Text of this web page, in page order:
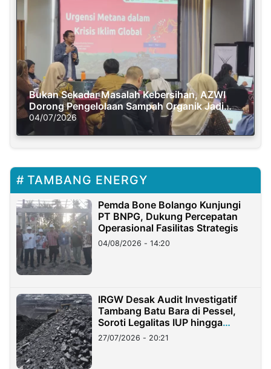
Bukan Sekadar Masalah Kebersihan, AZWI
Dorong Pengelolaan Sampah Organik Jadi
Solusi Krisis Iklim
04/07/2026
TAMBANG ENERGY
Pemda Bone Bolango Kunjungi
PT BNPG, Dukung Percepatan
Operasional Fasilitas Strategis
04/08/2026 - 14:20
IRGW Desak Audit Investigatif
Tambang Batu Bara di Pessel,
Soroti Legalitas IUP hingga
Stockpile
27/07/2026 - 20:21